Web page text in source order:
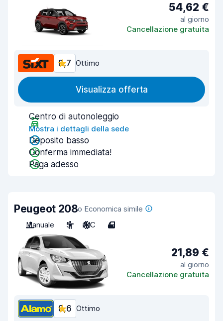
54,62 €
al giorno
Cancellazione gratuita
8,7 Ottimo
Visualizza offerta
Centro di autonoleggio
Mostra i dettagli della sede
Deposito basso
Conferma immediata!
Paga adesso
Peugeot 208o Economica simile
Manuale
5 A/C 4
21,89 €
al giorno
Cancellazione gratuita
8,6 Ottimo